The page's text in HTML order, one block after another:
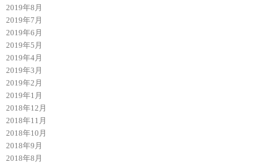
2019年8月
2019年7月
2019年6月
2019年5月
2019年4月
2019年3月
2019年2月
2019年1月
2018年12月
2018年11月
2018年10月
2018年9月
2018年8月